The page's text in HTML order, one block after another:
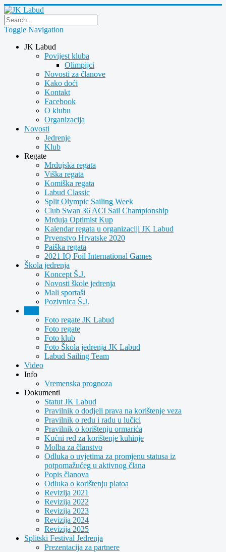
Toggle Navigation
JK Labud
Povijest kluba
Olimpijci
Novosti za članove
Kako doći
Kontakt
Facebook
O klubu
Organizacija
Novosti
Jedrenje
Klub
Regate
Mrdujska regata
Viška regata
Komiška regata
Labud Classic
Split Olympic Sailing Week
Club Swan 36 ACI Sail Championship
Mrduja Optimist Kup
Kalendar regata u organizaciji JK Labud
Prvenstvo Hrvatske 2020
Paiška regata
2021 IQ Foil International Games
Škola jedrenja
Koncept Š.J.
Novosti škole jedrenja
Mali sportaši
Pozivnica Š.J.
Foto regate JK Labud
Foto regate
Foto klub
Foto Škola jedrenja JK Labud
Labud Sailing Team
Video
Info
Vremenska prognoza
Dokumenti
Statut JK Labud
Pravilnik o dodjeli prava na korištenje veza
Pravilnik o redu i radu u lučici
Pravilnik o korištenju ormarića
Kućni red za korištenje kuhinje
Molba za članstvo
Odluka o uvjetima za promjenu statusa iz
potpomažućeg u aktivnog člana
Popis članova
Odluka o korištenju platoa
Revizija 2021
Revizija 2022
Revizija 2023
Revizija 2024
Revizija 2025
Splitski Festival Jedrenja
Prezentacija za partnere